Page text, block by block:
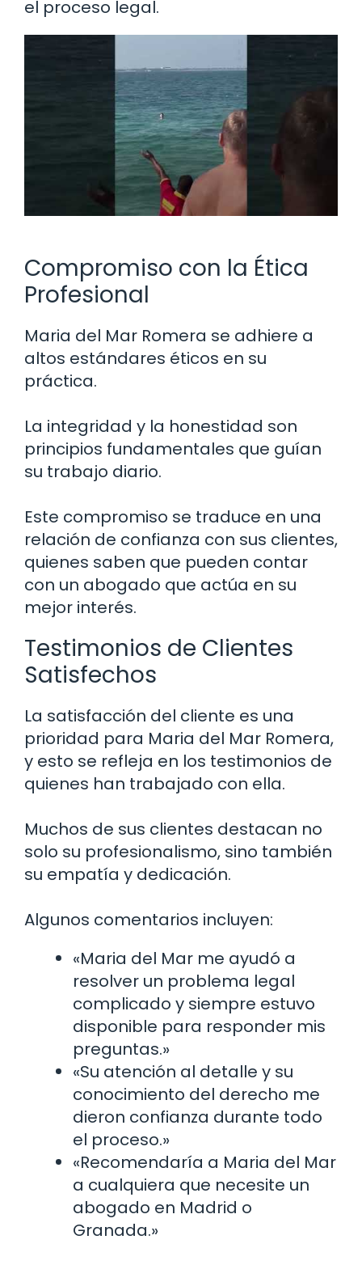
el proceso legal.
Compromiso con la Ética
Profesional
Maria del Mar Romera se adhiere a
altos estándares éticos en su
práctica.
La integridad y la honestidad son
principios fundamentales que guían
su trabajo diario.
Este compromiso se traduce en una
relación de confianza con sus clientes,
quienes saben que pueden contar
con un abogado que actúa en su
mejor interés.
Testimonios de Clientes
Satisfechos
La satisfacción del cliente es una
prioridad para Maria del Mar Romera,
y esto se refleja en los testimonios de
quienes han trabajado con ella.
Muchos de sus clientes destacan no
solo su profesionalismo, sino también
su empatía y dedicación.
Algunos comentarios incluyen:
«Maria del Mar me ayudó a
resolver un problema legal
complicado y siempre estuvo
disponible para responder mis
preguntas.»
«Su atención al detalle y su
conocimiento del derecho me
dieron confianza durante todo
el proceso.»
«Recomendaría a Maria del Mar
a cualquiera que necesite un
abogado en Madrid o
Granada.»